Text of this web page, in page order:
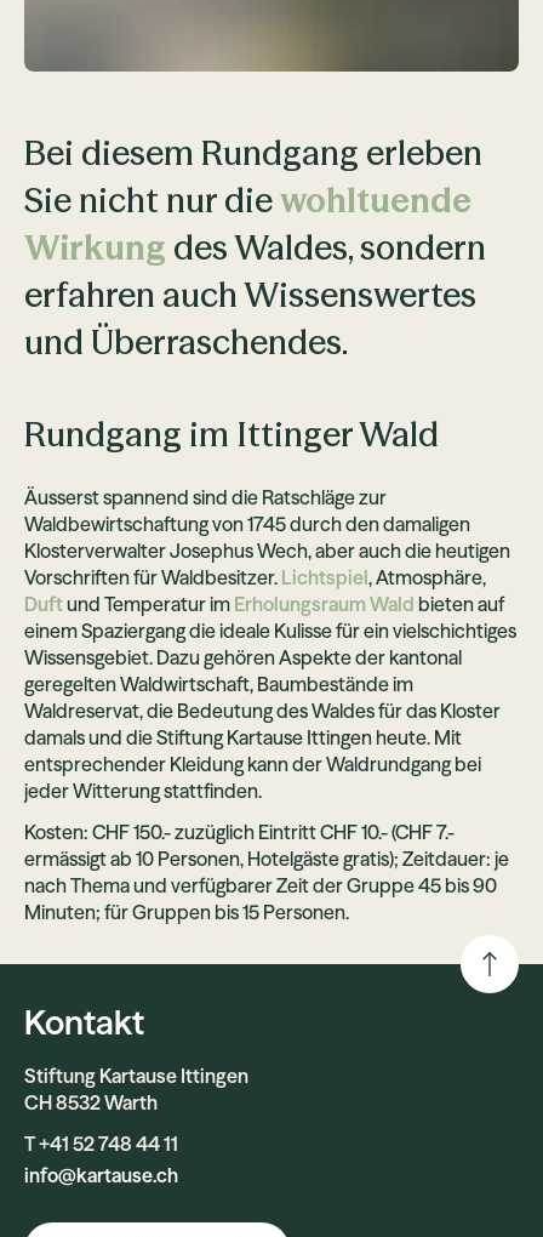
Bei diesem Rundgang erleben
Sie nicht nur diewohltuende
Wirkung des Waldes, sondern
erfahren auch Wissenswertes
und Überraschendes.
Rundgang im Ittinger Wald
Äusserst spannend sind die Ratschläge zur
Waldbewirtschaftung von 1745 durch den damaligen
Klosterverwalter Josephus Wech, aber auch die heutigen
Vorschriften für Waldbesitzer. Lichtspiel, Atmosphäre,
Duftund Temperatur im Erholungsraum Wald bieten auf
einem Spaziergang die ideale Kulisse für ein vielschichtiges
Wissensgebiet. Dazu gehören Aspekte der kantonal
geregelten Waldwirtschaft, Baumbestände im
Waldreservat, die Bedeutung des Waldes für das Kloster
damals und die Stiftung Kartause Ittingen heute. Mit
entsprechender Kleidung kann der Waldrundgang bei
jeder Witterung stattfinden.
Kosten: CHF 150.- zuzüglich Eintritt CHF 10.- (CHF 7.-
ermässigt ab 10 Personen, Hotelgäste gratis); Zeitdauer: je
nach Thema und verfügbarer Zeit der Gruppe 45 bis 90
Minuten; für Gruppen bis 15 Personen.
Kontakt
Stiftung Kartause Ittingen
CH 8532 Warth
T +41 52 748 44 11
info@kartause.ch